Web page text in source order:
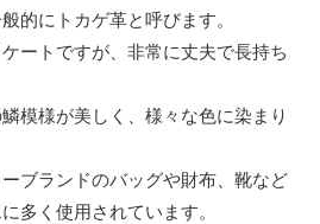
的にトカゲ革と呼びます。
ートですが、非常に丈夫で長持ち
模様が美しく、様々な色に染まり
ブランドのバッグや財布、靴など
多く使用されています。